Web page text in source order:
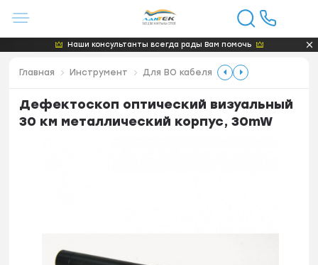
Наши консультанты всегда рады Вам помочь
Главная Инструмент Для ВО кабеля
Дефектоскоп оптический визуальный
30 км металлический корпус, 30mW